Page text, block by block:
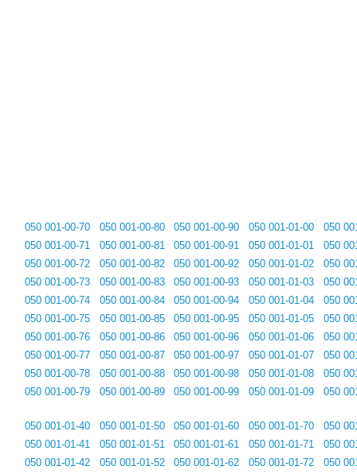
050 001-00-70
050 001-00-71
050 001-00-72
050 001-00-73
050 001-00-74
050 001-00-75
050 001-00-76
050 001-00-77
050 001-00-78
050 001-00-79
050 001-00-80
050 001-00-81
050 001-00-82
050 001-00-83
050 001-00-84
050 001-00-85
050 001-00-86
050 001-00-87
050 001-00-88
050 001-00-89
050 001-00-90
050 001-00-91
050 001-00-92
050 001-00-93
050 001-00-94
050 001-00-95
050 001-00-96
050 001-00-97
050 001-00-98
050 001-00-99
050 001-01-00
050 001-01-01
050 001-01-02
050 001-01-03
050 001-01-04
050 001-01-05
050 001-01-06
050 001-01-07
050 001-01-08
050 001-01-09
050
050
050
050
050
050
050
050
050
050
050 001-01-40
050 001-01-41
050 001-01-42
050 001-01-50
050 001-01-51
050 001-01-52
050 001-01-60
050 001-01-61
050 001-01-62
050 001-01-70
050 001-01-71
050 001-01-72
050
050
050